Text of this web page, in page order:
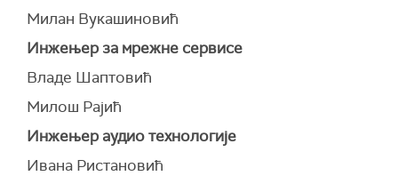
Милан Вукашиновић
Инжењер за мрежне сервисе
Владе Шаптовић
Милош Рајић
Инжењер аудио технологије
Ивана Ристановић